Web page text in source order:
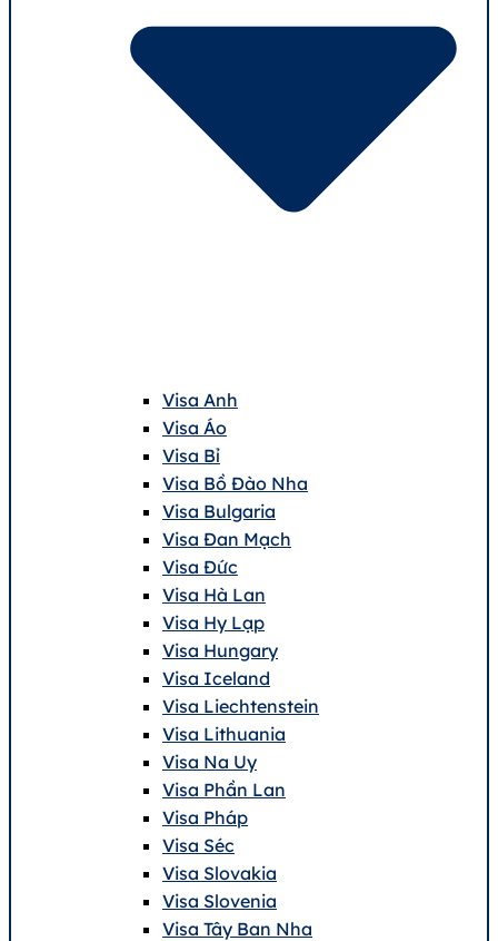
Visa Anh
Visa Áo
Visa Bỉ
Visa Bồ Đào Nha
Visa Bulgaria
Visa Đan Mạch
Visa Đức
Visa Hà Lan
Visa Hy Lạp
Visa Hungary
Visa Iceland
Visa Liechtenstein
Visa Lithuania
Visa Na Uy
Visa Phần Lan
Visa Pháp
Visa Séc
Visa Slovakia
Visa Slovenia
Visa Tây Ban Nha